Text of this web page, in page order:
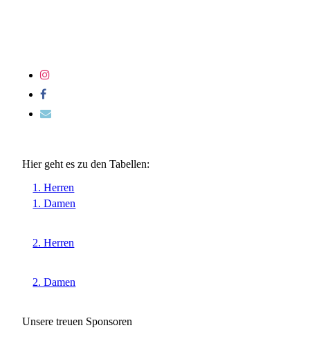
Hier geht es zu den Tabellen:
1. Herren
1. Damen
2. Herren
2. Damen
Unsere treuen Sponsoren